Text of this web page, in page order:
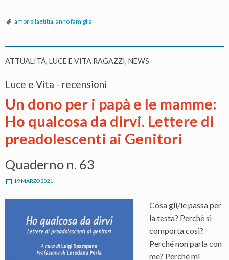
amoris laetitia anno famiglia
ATTUALITÀ, LUCE E VITA RAGAZZI, NEWS
Luce e Vita - recensioni
Un dono per i papà e le mamme:
Ho qualcosa da dirvi. Lettere di
preadolescenti ai Genitori
Quaderno n. 63
19 MARZO 2021
Cosa gli/le passa per
la testa? Perchè si
comporta così?
Perché non parla con
me? Perchè mi